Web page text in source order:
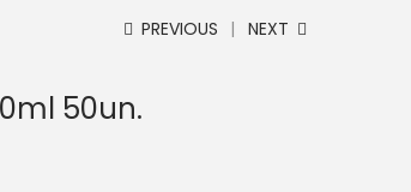
PREVIOUS NEXT
50un.